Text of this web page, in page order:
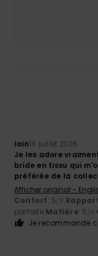
Iain16 juillet 2026
Je les adore
bride en tissu qui
préférée de la
Afficher original -
Confort: 5/5
parfaite Matière: 5 /5
Je recommande